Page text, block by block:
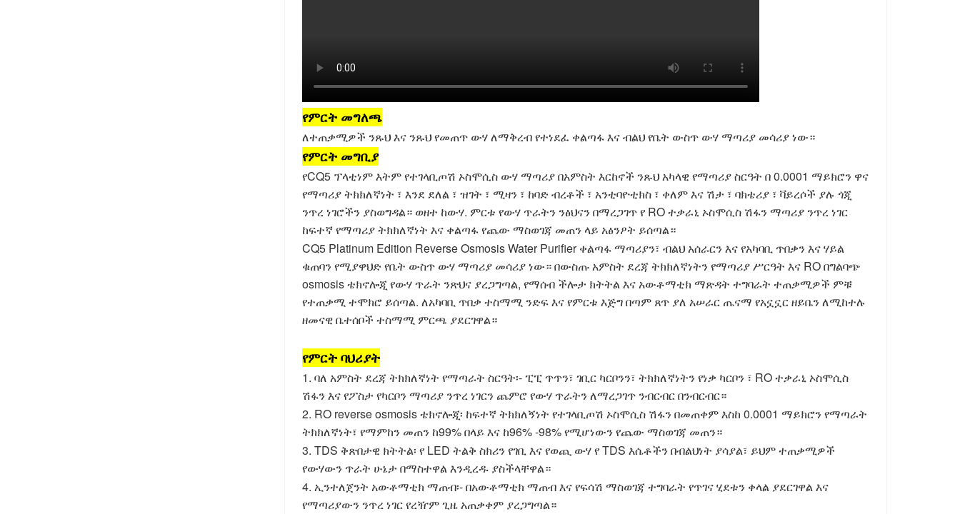
የምርት መግለጫ
ለተጠቃሚዎች ንጹህ እና ንጹህ የመጠጥ ውሃ ለማቅረብ የተነደፈ ቀልጣፋ እና ብልህ የቤት ውስጥ ውሃ ማጣሪያ መሳሪያ ነው።
የምርት መግቢያ
የCQ5 ፕላቲነም እትም የተገላቢጦሽ ኦስሞሲስ ውሃ ማጣሪያ በአምስት እርከኖች ንጹህ አካላዊ የማጣሪያ ስርዓት በ 0.0001 ማይክሮን ዋና
የማጣሪያ ትክክለኛነት ፣ እንደ ደለል ፣ ዝገት ፣ ሚዛን ፣ ከባድ ብረቶች ፣ አንቲባዮቲክስ ፣ ቀለም እና ሽታ ፣ ባክቴሪያ ፣ ቫይረሶች ያሉ ጎጂ
ንጥረ ነገሮችን ያስወግዳል። ወዘተ ከውሃ. ምርቱ የውሃ ጥራትን ንፅህናን በማረጋገጥ የ RO ተቃራኒ ኦስሞሲስ ሽፋን ማጣሪያ ንጥረ ነገር
ከፍተኛ የማጣሪያ ትክክለኛነት እና ቀልጣፋ የጨው ማስወገጃ መጠን ላይ አፅንዖት ይሰጣል።
CQ5 Platinum Edition Reverse Osmosis Water Purifier ቀልጣፋ ማጣሪያን፣ ብልህ አሰራርን እና የአካባቢ ጥበቃን እና ሃይል
ቁጠባን የሚያዋህድ የቤት ውስጥ ውሃ ማጣሪያ መሳሪያ ነው። በውስጡ አምስት ደረጃ ትክክለኛነትን የማጣሪያ ሥርዓት እና RO በግልባጭ
osmosis ቴክኖሎጂ የውሃ ጥራት ንጽህና ያረጋግጣል, የማሰብ ችሎታ ክትትል እና አውቶማቲክ ማጽዳት ተግባራት ተጠቃሚዎች ምቹ
የተጠቃሚ ተሞክሮ ይሰጣል. ለአካባቢ ጥበቃ ተስማሚ ንድፍ እና የምርቱ እጅግ በጣም ጸጥ ያለ አሠራር ጤናማ የአኗኗር ዘይቤን ለሚከተሉ
ዘመናዊ ቤተሰቦች ተስማሚ ምርጫ ያደርገዋል።
የምርት ባህሪያት
1. ባለ አምስት ደረጃ ትክክለኛነት የማጣራት ስርዓት፡- ፒፒ ጥጥን፣ ገቢር ካርቦንን፣ ትክክለኛነትን የነቃ ካርቦን ፣ RO ተቃራኒ ኦስሞሲስ
ሽፋን እና የፖስታ የካርቦን ማጣሪያ ንጥረ ነገርን ጨምሮ የውሃ ​​ጥራትን ለማረጋገጥ ንብርብር በንብርብር።
2. RO reverse osmosis ቴክኖሎጂ፡ ከፍተኛ ትክክለኝነት የተገላቢጦሽ ኦስሞሲስ ሽፋን በመጠቀም እስከ 0.0001 ማይክሮን የማጣራት
ትክክለኛነት፣ የማምከን መጠን ከ99% በላይ እና ከ96% -98% የሚሆነውን የጨው ማስወገጃ መጠን።
3. TDS ቅጽበታዊ ክትትል፡ የ LED ትልቅ ስክሪን የገቢ እና የወጪ ውሃ የ TDS እሴቶችን በብልህነት ያሳያል፣ ይህም ተጠቃሚዎች
የውሃውን ጥራት ሁኔታ በማስተዋል እንዲረዱ ያስችላቸዋል።
4. ኢንተለጀንት አውቶማቲክ ማጠብ፡- በአውቶማቲክ ማጠብ እና የፍሳሽ ማስወገጃ ተግባራት የጥገና ሂደቱን ቀላል ያደርገዋል እና
የማጣሪያውን ንጥረ ነገር የረዥም ጊዜ አጠቃቀም ያረጋግጣል።